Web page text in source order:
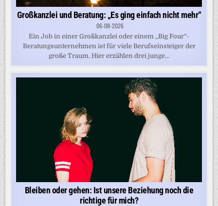
Großkanzlei und Beratung: „Es ging einfach nicht mehr“
06-08-2026
Ein Job in einer Großkanzlei oder einem „Big Four“-
Beratungsunternehmen ist für viele Berufseinsteiger der
große Traum. Hier erzählen drei junge...
Bleiben oder gehen: Ist unsere Beziehung noch die
richtige für mich?